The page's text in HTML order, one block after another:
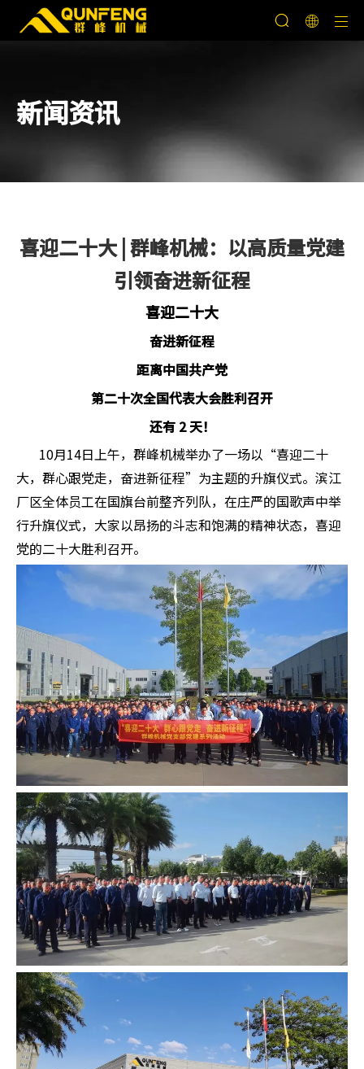
新闻资讯
喜迎二十大 | 群峰机械：以高质量党建
引领奋进新征程
喜迎二十大
奋进新征程
距离中国共产党
第二十次全国代表大会胜利召开
还有 2 天！
10月14日上午，群峰机械举办了一场以“喜迎二十
大，群心跟党走，奋进新征程”为主题的升旗仪式。滨江
厂区全体员工在国旗台前整齐列队，在庄严的国歌声中举
行升旗仪式，大家以昂扬的斗志和饱满的精神状态，喜迎
党的二十大胜利召开。